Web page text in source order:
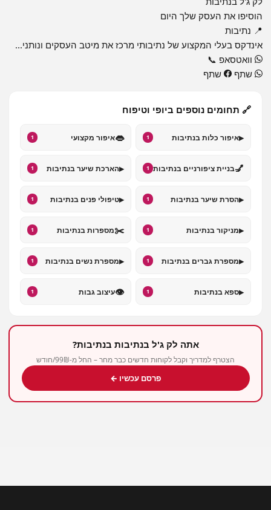
הוסיפו את העסק שלך היום
📍 נתיבות
אינדקס בעלי המקצוע של נתיבותי מרכז את מיטב העסקים ונותני...
וואטסאפ 📞
שתף
שתף
🔗 תחומים נוספים ביופי וטיפוח
▸איפור כלות בנתיבות 1
👄איפור מקצועי 1
💅בניית ציפורניים בנתיבות 1
▸הארכת שיער בנתיבות 1
▸הסרת שיער בנתיבות 1
▸טיפולי פנים בנתיבות 1
▸מניקור בנתיבות 1
✂️מספרות בנתיבות 1
▸מספרת גברים בנתיבות 1
▸מספרת נשים בנתיבות 1
▸ספא בנתיבות 1
👁️עיצוב גבות 1
אתה לק ג'ל בנתיבות בנתיבות?
הצטרף למדריך וקבל לקוחות חדשים כבר מחר – החל מ-99₪/חודש
פרסם עכשיו ←